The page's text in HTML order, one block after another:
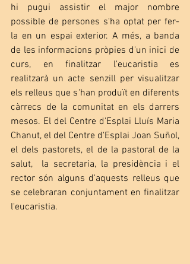
hi pugui assistir el major nombre
possible de persones s'ha optat per fer-
la en un espai exterior. A més, a banda
de les informacions pròpies d'un inici de
curs, en finalitzar l'eucaristia es
realitzarà un acte senzill per visualitzar
els relleus que s'han produït en diferents
càrrecs de la comunitat en els darrers
mesos. El del Centre d'Esplai Lluís Maria
Chanut, el del Centre d'Esplai Joan Suñol,
el dels pastorets, el de la pastoral de la
salut,  la secretaria, la presidència i el
rector són alguns d'aquests relleus que
se celebraran conjuntament en finalitzar
l'eucaristia.